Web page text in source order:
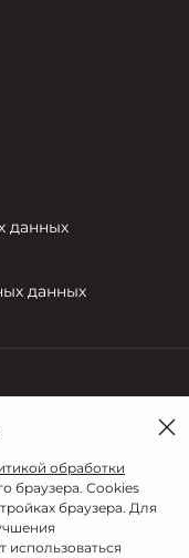
данных
данных
обработки
браузера. Cookies
браузера. Для
использоваться